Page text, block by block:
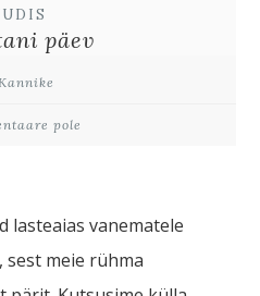
päev
pole
lasteaias vanematele
meie rühma